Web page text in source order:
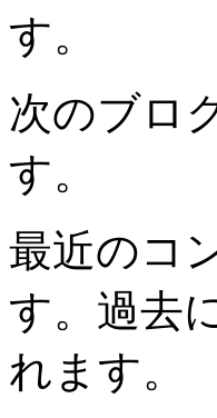
す。
次のブロ
す。
最近のコ
す。過去
れます。